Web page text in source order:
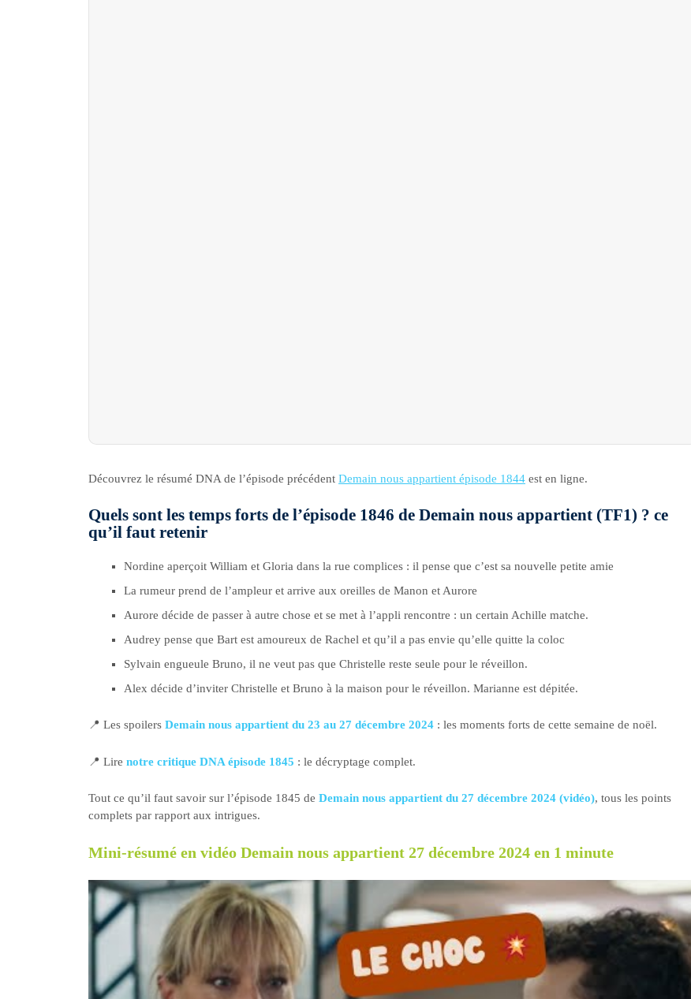
Découvrez le résumé DNA de l’épisode précédent Demain nous appartient épisode 1844 est en ligne.
Quels sont les temps forts de l’épisode 1846 de Demain nous appartient (TF1) ? ce
qu’il faut retenir
Nordine aperçoit William et Gloria dans la rue complices : il pense que c’est sa nouvelle petite amie
La rumeur prend de l’ampleur et arrive aux oreilles de Manon et Aurore
Aurore décide de passer à autre chose et se met à l’appli rencontre : un certain Achille matche.
Audrey pense que Bart est amoureux de Rachel et qu’il a pas envie qu’elle quitte la coloc
Sylvain engueule Bruno, il ne veut pas que Christelle reste seule pour le réveillon.
Alex décide d’inviter Christelle et Bruno à la maison pour le réveillon. Marianne est dépitée.
📍 Les spoilers Demain nous appartient du 23 au 27 décembre 2024 : les moments forts de cette semaine de noël.
📍 Lire notre critique DNA épisode 1845 : le décryptage complet.
Tout ce qu’il faut savoir sur l’épisode 1845 de Demain nous appartient du 27 décembre 2024 (vidéo), tous les points
complets par rapport aux intrigues.
Mini-résumé en vidéo Demain nous appartient 27 décembre 2024 en 1 minute